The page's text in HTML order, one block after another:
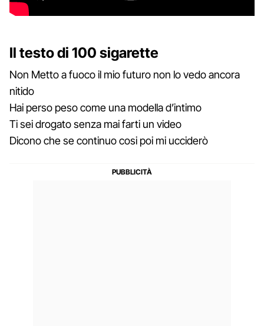
Il testo di 100 sigarette
Non Metto a fuoco il mio futuro non lo vedo ancora
nitido
Hai perso peso come una modella d’intimo
Ti sei drogato senza mai farti un video
Dicono che se continuo cosi poi mi ucciderò